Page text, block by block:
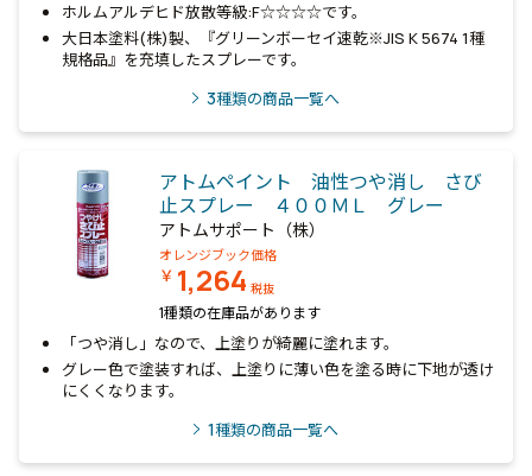
ホルムアルデヒド放散等級:F☆☆☆☆です。
大日本塗料(株)製、『グリーンボーセイ速乾※JIS K 5674 1種
規格品』を充填したスプレーです。
3種類の商品一覧へ
アトムペイント 油性つや消し さび
止スプレー ４００ＭＬ グレー
アトムサポート（株）
オレンジブック価格
￥ 1,264 税抜
1種類の在庫品があります
「つや消し」なので、上塗りが綺麗に塗れます。
グレー色で塗装すれば、上塗りに薄い色を塗る時に下地が透け
にくくなります。
1種類の商品一覧へ